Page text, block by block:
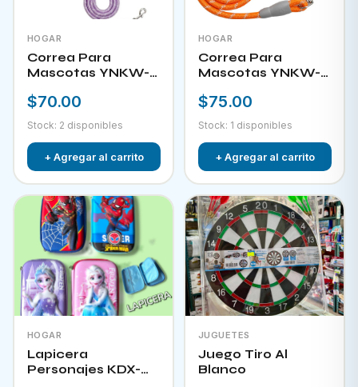
HOGAR
Correa Para
Mascotas YNKW-
$70.00
Stock: 2 disponibles
+ Agregar al carrito
HOGAR
Correa Para
Mascotas YNKW-
$75.00
Stock: 1 disponibles
+ Agregar al carrito
HOGAR
Lapicera
Personajes KDX-
JUGUETES
Juego Tiro Al
Blanco